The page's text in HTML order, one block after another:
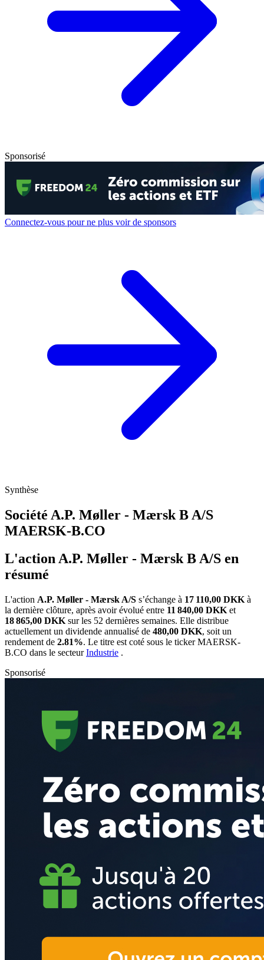
Sponsorisé
Connectez-vous pour ne plus voir de sponsors
Synthèse
Société A.P. Møller - Mærsk B A/S
MAERSK-B.CO
L'action A.P. Møller - Mærsk B A/S en
résumé
L'action A.P. Møller - Mærsk A/S s’échange à 17 110,00 DKK à
la dernière clôture, après avoir évolué entre 11 840,00 DKK et
18 865,00 DKK sur les 52 dernières semaines. Elle distribue
actuellement un dividende annualisé de 480,00 DKK, soit un
rendement de 2.81%. Le titre est coté sous le tickerMAERSK-
B.CO dans le secteurIndustrie .
Sponsorisé